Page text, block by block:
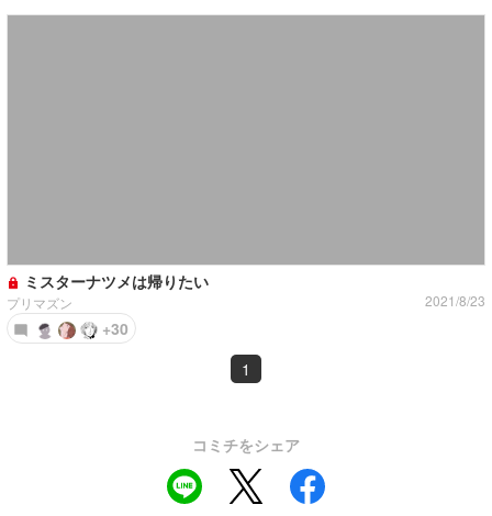
ミスターナツメは帰りたい
プリマズン 2021/8/23
+30
1
コミチをシェア